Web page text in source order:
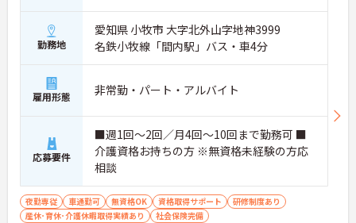
勤務地
愛知県 小牧市 大字北外山字地神3999
名鉄小牧線「間内駅」バス・車4分
雇用形態 非常勤・パート・アルバイト
応募要件
■週1回～2回／月4回～10回まで勤務可 ■
介護資格お持ちの方 ※無資格未経験の方応
相談
夜勤専従 車通勤可 無資格OK 資格取得サポート
研修制度あり
産休･育休･介護休暇取得実績あり
社会保険完備